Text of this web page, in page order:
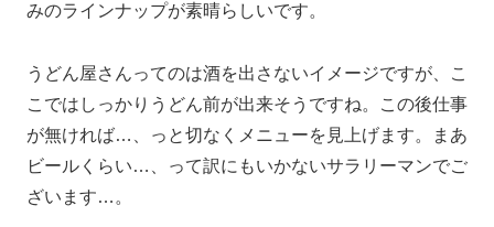
みのラインナップが素晴らしいです。
うどん屋さんってのは酒を出さないイメージですが、こ
こではしっかりうどん前が出来そうですね。この後仕事
が無ければ…、っと切なくメニューを見上げます。まあ
ビールくらい…、って訳にもいかないサラリーマンでご
ざいます…。